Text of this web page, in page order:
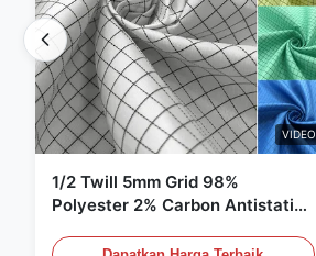
VIDEO
1/2 Twill 5mm Grid 98%
Polyester 2% Carbon Antistatic